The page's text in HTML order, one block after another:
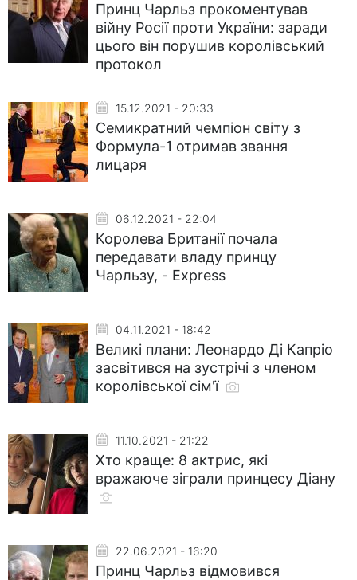
Принц Чарльз прокоментував
війну Росії проти України: заради
цього він порушив королівський
протокол
15.12.2021 - 20:33
Семикратний чемпіон світу з
Формула-1 отримав звання
лицаря
06.12.2021 - 22:04
Королева Британії почала
передавати владу принцу
Чарльзу, - Express
04.11.2021 - 18:42
Великі плани: Леонардо Ді Капріо
засвітився на зустрічі з членом
королівської сім'ї
11.10.2021 - 21:22
Хто краще: 8 актрис, які
вражаюче зіграли принцесу Діану
22.06.2021 - 16:20
Принц Чарльз відмовився